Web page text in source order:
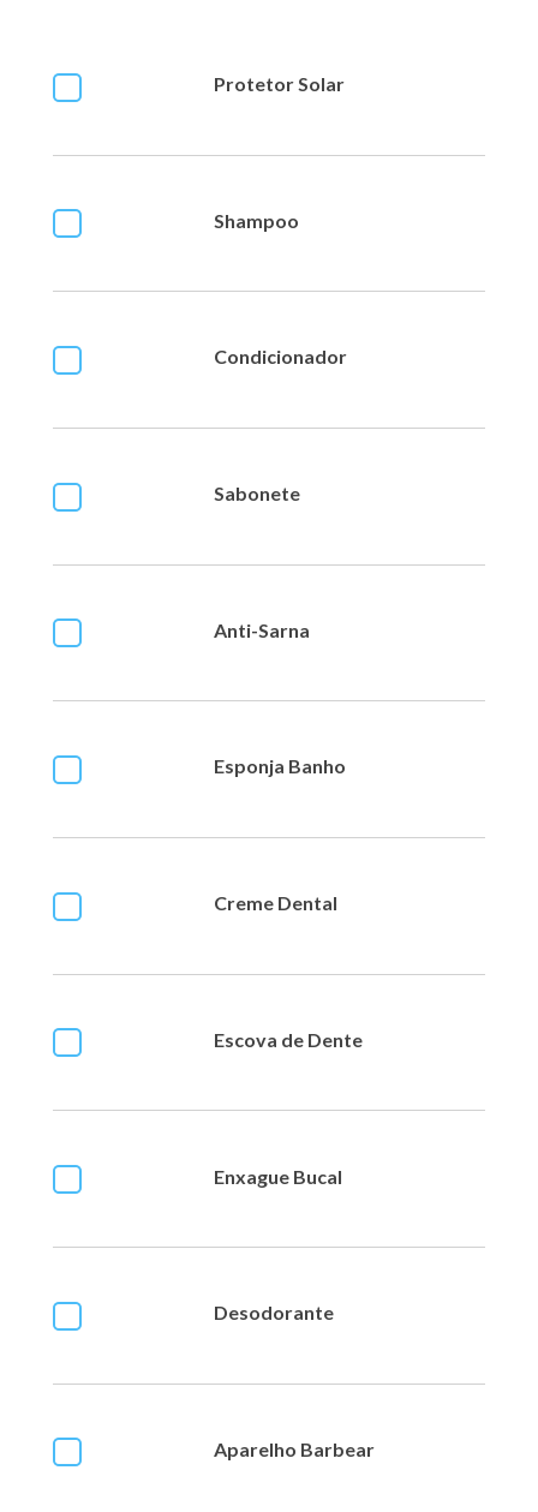
Protetor Solar
Shampoo
Condicionador
Sabonete
Anti-Sarna
Esponja Banho
Creme Dental
Escova de Dente
Enxague Bucal
Desodorante
Aparelho Barbear